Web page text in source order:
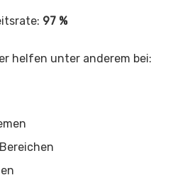
97 %
helfen unter anderem bei: